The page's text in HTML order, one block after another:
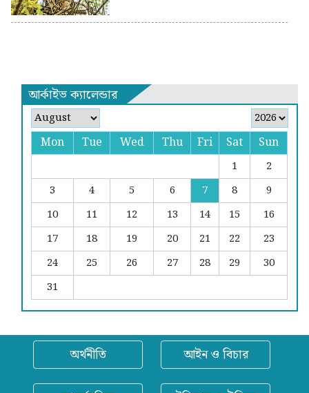
আর্কাইভ ক্যালেন্ডার
Mon Tue Wed Thu Fri Sat Sun
1
2
3
4 5 6 7 8
9
10
11 12 13 14 15
16
17
18 19 20 21 22
23
24
25 26 27 28 29
30
31
অর্থনীতি আইন ও বিচার